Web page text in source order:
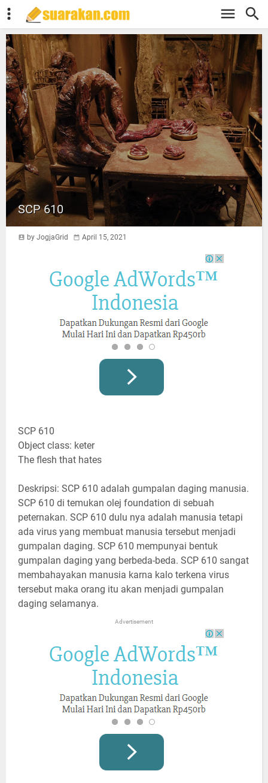
SCP 610
by JogjaGrid April 15, 2021
SCP 610
Object class: keter
The flesh that hates
Deskripsi: SCP 610 adalah gumpalan daging manusia.
SCP 610 di temukan olej foundation di sebuah
peternakan. SCP 610 dulu nya adalah manusia tetapi
ada virus yang membuat manusia tersebut menjadi
gumpalan daging. SCP 610 mempunyai bentuk
gumpalan daging yang berbeda-beda. SCP 610 sangat
membahayakan manusia karna kalo terkena virus
tersebut maka orang itu akan menjadi gumpalan
daging selamanya.
Advertisement